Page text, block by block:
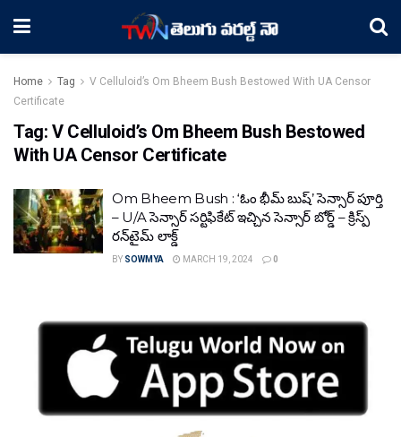
Home Tag
V Celluloid’s Om Bheem Bush Bestowed With UA Censor
Certificate
Tag: V Celluloid’s Om Bheem Bush Bestowed
With UA Censor Certificate
Om Bheem Bush : ‘ఓం భీమ్ బుష్’ సెన్సార్ పూర్తి
– U/A సెన్సార్ సర్టిఫికేట్‌ ఇచ్చిన సెన్సార్ బోర్డ్ – క్రిస్ప్
రన్‌టైమ్ లాక్డ్
BY SOWMYA MARCH 19, 2024 0